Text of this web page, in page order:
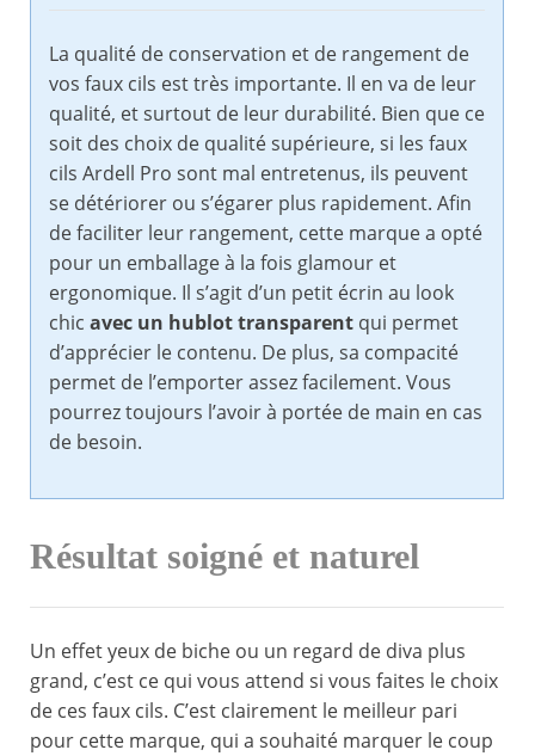
La qualité de conservation et de rangement de
vos faux cils est très importante. Il en va de leur
qualité, et surtout de leur durabilité. Bien que ce
soit des choix de qualité supérieure, si les faux
cils Ardell Pro sont mal entretenus, ils peuvent
se détériorer ou s’égarer plus rapidement. Afin
de faciliter leur rangement, cette marque a opté
pour un emballage à la fois glamour et
ergonomique. Il s’agit d’un petit écrin au look
chic avec un hublot transparent qui permet
d’apprécier le contenu. De plus, sa compacité
permet de l’emporter assez facilement. Vous
pourrez toujours l’avoir à portée de main en cas
de besoin.
Résultat soigné et naturel
Un effet yeux de biche ou un regard de diva plus
grand, c’est ce qui vous attend si vous faites le choix
de ces faux cils. C’est clairement le meilleur pari
pour cette marque, qui a souhaité marquer le coup